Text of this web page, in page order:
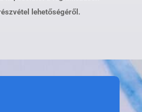
lehetőségéről.